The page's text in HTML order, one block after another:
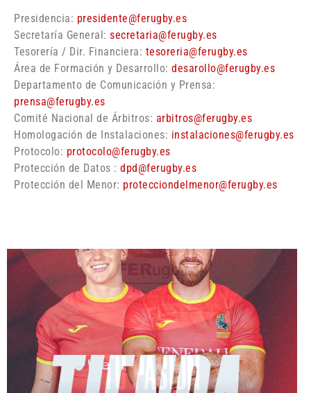
Presidencia: presidente@ferugby.es
Secretaría General: secretaria@ferugby.es
Tesorería / Dir. Financiera: tesoreria@ferugby.es
Área de Formación y Desarrollo: desarollo@ferugby.es
Departamento de Comunicación y Prensa:
prensa@ferugby.es
Comité Nacional de Árbitros: arbitros@ferugby.es
Homologación de Instalaciones: instalaciones@ferugby.es
Protocolo: protocolo@ferugby.es
Protección de Datos : dpd@ferugby.es
Protección del Menor: protecciondelmenor@ferugby.es